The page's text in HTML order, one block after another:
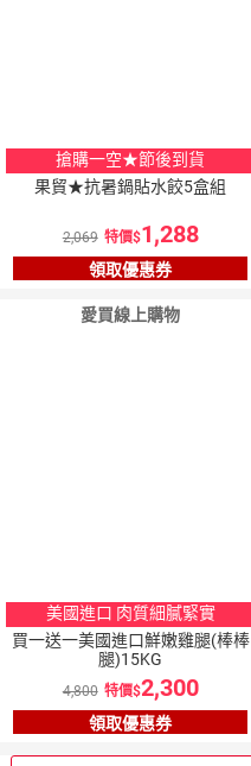
搶購一空★節後到貨
果貿★抗暑鍋貼水餃5盒組
2,069 特價 1,288
領取優惠券
愛買線上購物
美國進口 肉質細膩緊實
買一送一美國進口鮮嫩雞腿(棒棒
腿)15KG
4,800 特價 2,300
領取優惠券